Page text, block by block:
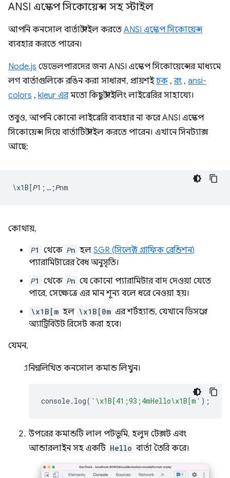
ANSI এস্কেপ সিকোয়েন্স সহ স্টাইল
আপনি কনসোল বার্তা স্টাইল করতে ANSI এস্কেপ সিকোয়েন্স
ব্যবহার করতে পারেন।
Node.js ডেভেলপারদের জন্য ANSI এস্কেপ সিকোয়েন্সের মাধ্যমে
লগ বার্তাগুলিকে রঙিন করা সাধারণ, প্রায়শইচক,রং , ansi-
colors , kleur এরমতো কিছু স্টাইলিং লাইব্রেরির সাহায্যে।
তবুও, আপনি কোনো লাইব্রেরি ব্যবহার না করে ANSI এস্কেপ
সিকোয়েন্স দিয়ে বার্তাটি স্টাইল করতে পারেন। এখানে সিনট্যাক্স
আছে:
কোথায়,
𝘗1 থেকে 𝘗n হল SGR (সিলেক্ট গ্রাফিক রেন্ডিশন)
প্যারামিটারের বৈধ অনুসৃতি।
𝘗1 থেকে 𝘗n যে কোনো প্যারামিটার বাদ দেওয়া যেতে
পারে, সেক্ষেত্রে এর মান শূন্য বলে ধরে নেওয়া হয়।
\x1B[m হল \x1B[0m এর শর্টহ্যান্ড, যেখানে ডিসপ্লে
অ্যাট্রিবিউট রিসেট করা হবে।
যেমন,
নিম্নলিখিত কনসোল কমান্ড লিখুন।
console. log( '\x1B[41;93;4mHello\x1B[m' );
উপরের কমান্ডটি লাল পটভূমি, হলুদ টেক্সট এবং
আন্ডারলাইন সহ একটি Hello বার্তা তৈরি করে।